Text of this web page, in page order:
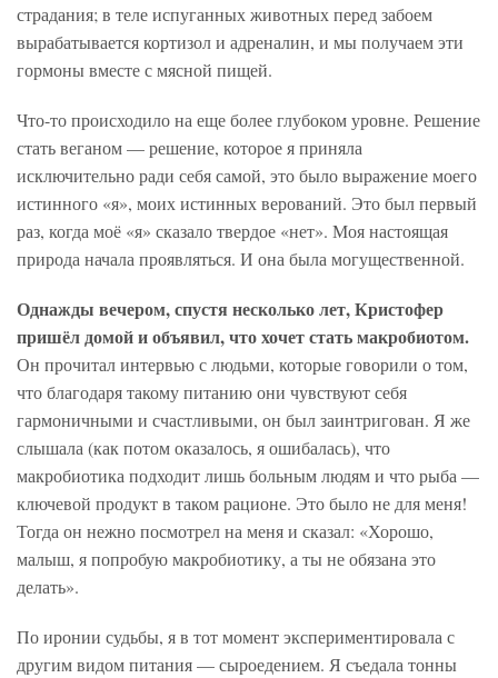
страдания; в теле испуганных животных перед забоем
вырабатывается кортизол и адреналин, и мы получаем эти
гормоны вместе с мясной пищей.
Что-то происходило на еще более глубоком уровне. Решение
стать веганом — решение, которое я приняла
исключительно ради себя самой, это было выражение моего
истинного «я», моих истинных верований. Это был первый
раз, когда моё «я» сказало твердое «нет». Моя настоящая
природа начала проявляться. И она была могущественной.
Однажды вечером, спустя несколько лет, Кристофер
пришёл домой и объявил, что хочет стать макробиотом.
Он прочитал интервью с людьми, которые говорили о том,
что благодаря такому питанию они чувствуют себя
гармоничными и счастливыми, он был заинтригован. Я же
слышала (как потом оказалось, я ошибалась), что
макробиотика подходит лишь больным людям и что рыба —
ключевой продукт в таком рационе. Это было не для меня!
Тогда он нежно посмотрел на меня и сказал: «Хорошо,
малыш, я попробую макробиотику, а ты не обязана это
делать».
По иронии судьбы, я в тот момент экспериментировала с
другим видом питания — сыроедением. Я съедала тонны